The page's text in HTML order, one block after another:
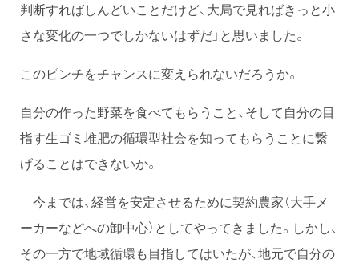
判断すればしんどいことだけど、大局で見ればきっと小
さな変化の一つでしかないはずだ」と思いました。
このピンチをチャンスに変えられないだろうか。
自分の作った野菜を食べてもらうこと、そして自分の目
指す生ゴミ堆肥の循環型社会を知ってもらうことに繋
げることはできないか。
今までは、経営を安定させるために契約農家（大手メ
ーカーなどへの卸中心）としてやってきました。しかし、
その一方で地域循環も目指してはいたが、地元で自分の